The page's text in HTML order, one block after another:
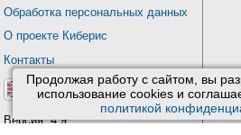
Продолжая работу с сайтом, вы
использование сookies и
политикой
Обработка персональных данных
О проекте Киберис
Контакты
Версия: 4.9